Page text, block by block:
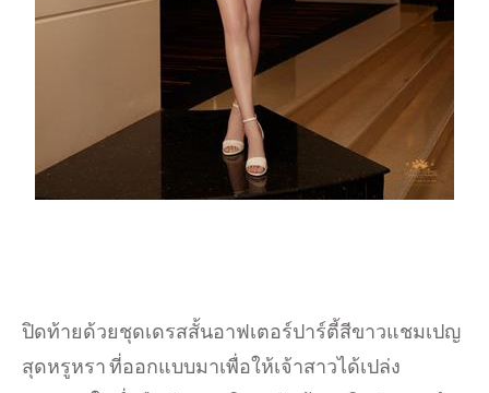
ปิดท้ายด้วยชุดเดรสสั้นอาฟเตอร์ปาร์ตี้สีขาวแชมเปญ
สุดหรูหรา ที่ออกแบบมาเพื่อให้เจ้าสาวได้เปล่ง